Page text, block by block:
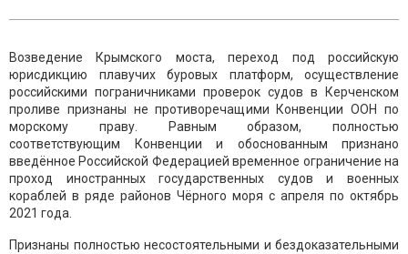
Возведение Крымского моста, переход под российскую
юрисдикцию плавучих буровых платформ, осуществление
российскими пограничниками проверок судов в Керченском
проливе признаны не противоречащими Конвенции ООН по
морскому праву. Равным образом, полностью
соответствующим Конвенции и обоснованным признано
введённое Российской Федерацией временное ограничение на
проход иностранных государственных судов и военных
кораблей в ряде районов Чёрного моря с апреля по октябрь
2021 года.
Признаны полностью несостоятельными и бездоказательными